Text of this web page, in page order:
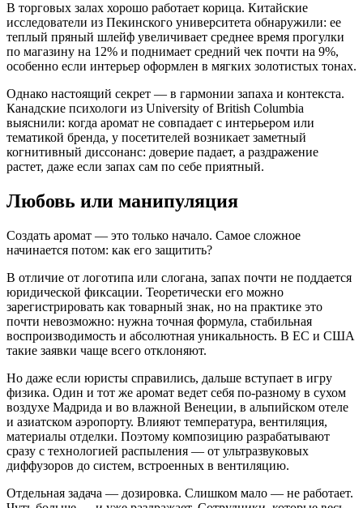
В торговых залах хорошо работает корица. Китайские
исследователи из Пекинского университета обнаружили: ее
теплый пряный шлейф увеличивает среднее время прогулки
по магазину на 12% и поднимает средний чек почти на 9%,
особенно если интерьер оформлен в мягких золотистых тонах.
Однако настоящий секрет — в гармонии запаха и контекста.
Канадские психологи из University of British Columbia
выяснили: когда аромат не совпадает с интерьером или
тематикой бренда, у посетителей возникает заметный
когнитивный диссонанс: доверие падает, а раздражение
растет, даже если запах сам по себе приятный.
Любовь или манипуляция
Создать аромат — это только начало. Самое сложное
начинается потом: как его защитить?
В отличие от логотипа или слогана, запах почти не поддается
юридической фиксации. Теоретически его можно
зарегистрировать как товарный знак, но на практике это
почти невозможно: нужна точная формула, стабильная
воспроизводимость и абсолютная уникальность. В ЕС и США
такие заявки чаще всего отклоняют.
Но даже если юристы справились, дальше вступает в игру
физика. Один и тот же аромат ведет себя по-разному в сухом
воздухе Мадрида и во влажной Венеции, в альпийском отеле
и азиатском аэропорту. Влияют температура, вентиляция,
материалы отделки. Поэтому композицию разрабатывают
сразу с технологией распыления — от ультразвуковых
диффузоров до систем, встроенных в вентиляцию.
Отдельная задача — дозировка. Слишком мало — не работает.